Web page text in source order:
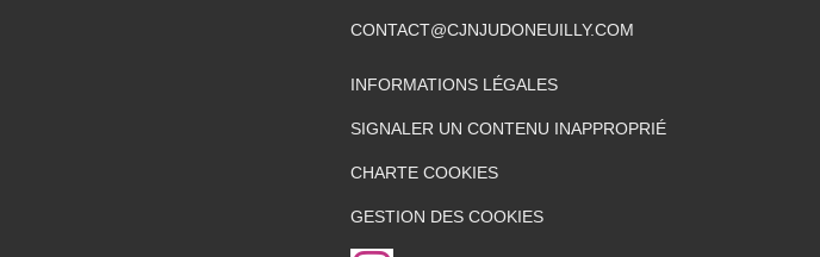
CONTACT@CJNJUDONEUILLY.COM
INFORMATIONS LÉGALES
SIGNALER UN CONTENU INAPPROPRIÉ
CHARTE COOKIES
GESTION DES COOKIES